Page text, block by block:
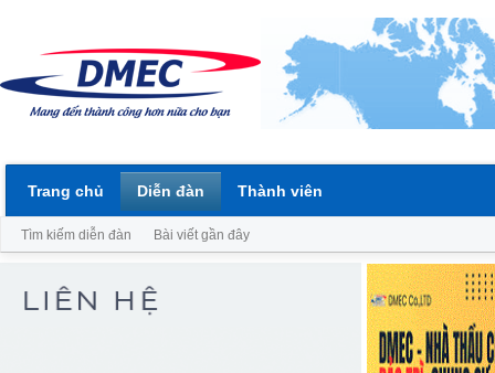
Trang chủ Diễn đàn
Tìm kiếm diễn đàn Bài viết gần đây
Thành viên